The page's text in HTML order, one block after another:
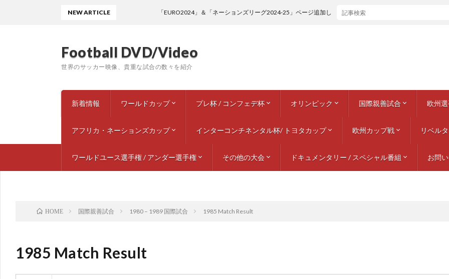
Football DVD/Video
世界のサッカー映像、貴重な試合の数々を紹介
新着情報 ワールドカップ
1950 ブラジル
1954 スイス
1958 スウェーデン
1962 チリ
1966 イングランド
1970 メキシコ
1974 西ドイツ
1978 アルゼンチン
1982 スペイン
1986 メキシコ
1990 イタリア
1994 アメリカ
1998 フランス
2002 韓国 / 日本
2006 ドイツ
2010 南アフリカ
2014 ブラジル
2018 ロシア
2022 カタール
2026 北中米大会
ドキュメンタリー / スペシャル番組
プレ杯 / コンフェデ杯
1972 インディペンデンスカップ
1980 ムンディアリート
1985 アステカ2000トーナメント
1985 インターコンチネンタル・カップ (☾)
1992 キング・ファハド・カップ
1993 インターコンチネンタル・カップ (☾)
1995 キング・ファハド・カップ
1997 (1988) トゥルノワ・ド・フランス
1997 コンフェデレーションズカップ / サウジアラビア
1999 コンフェデレーションズカップ / メキシコ
2001 コンフェデレーションズカップ / 韓国・日本
2003 コンフェデレーションズカップ / フランス
2005 コンフェデレーションズカップ / ドイツ
2009 コンフェデレーションズカップ / 南アフリカ
2013 コンフェデレーションズカップ / ブラジル
2017 コンフェデレーションズカップ / ロシア
2022 インターコンチネンタル・カップ (☾)
オリンピック
1928 アムステルダム
1960 ローマ
1964 東京
1968 メキシコシティー
1972 ミュンヘン
1976 モントリオール
1980 モスクワ
1984 ロサンゼルス
1988 ソウル
1992 バルセロナ
1996 アトランタ
2000 シドニー
2004 アテネ
2008 北京
2012 ロンドン
2016 リオデジャネイロ
2020 東京
2024 パリ
国際親善試合
1930 – 1939
1940 – 1949
1950 – 1959
1960 – 1969
1970 – 1979
1980 – 1989
1990 – 1999
2000 – 2009
2010 – 2019
2020 – 2029
欧州
1960
1964
1968
1972
1976
1980
1984
1988
1992
1996
2000
2004
2008
2012
2016
ネー
ネー
ネー
UEFA
アフリカ・ネーションズカップ
1988 モロッコ
2010 アンゴラ
インターコンチネンタル杯/ トヨタカップ
1960 – 1969
1970 – 1979
1980 – 1989
1990 – 1999
2000 – 2009
2010 – 2019
2020 – 2029
欧州カップ戦
チャンピオンズカップ / チャ
カップウィナーズカップ
UEFAカップ / ヨーロッパリー
スーパーカップ
リベル
1960 –
1970 –
1980 –
1990 –
2000 –
2010 –
2020 –
ワールドユース選手権 / アンダー選手権 その他の大会 ドキュメンタリー / スペシャル番組 お問
NEW ARTICLE 「EURO2024」＆「ネーションズリーグ2024-25」ページ追加しました。
HOME 国際親善試合 1980 – 1989 国際試合 1985 Match Result
1985 Match Result